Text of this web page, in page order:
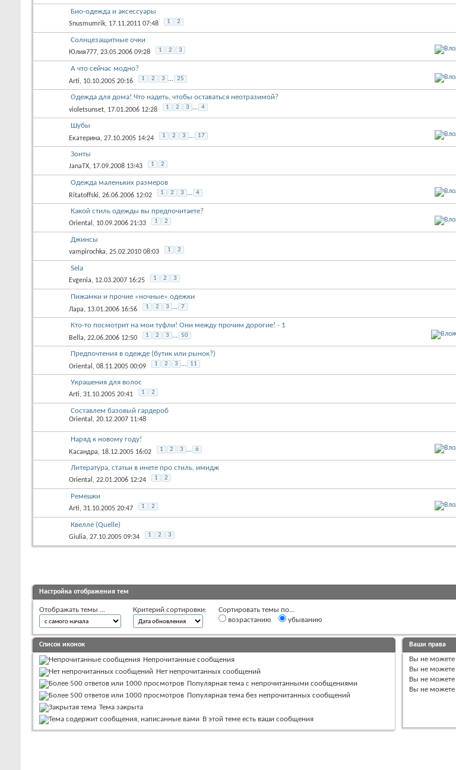
Био-одежда и аксессуары
Snusmumrik, 17.11.2011 07:48 1 2
Солнцезащитные очки
Юлия777, 23.05.2006 09:28 1 2 3
А что сейчас модно?
Arti, 10.10.2005 20:16 1 2 3 ... 25
Одежда для дома! Что надеть, чтобы оставаться неотразимой?
violetsunset, 17.01.2006 12:28 1 2 3 ... 4
Шубы
Екатерина, 27.10.2005 14:24 1 2 3 ... 17
Зонты
JanaTX, 17.09.2008 13:43 1 2
Одежда маленьких размеров
Ritatoffski, 26.06.2006 12:02 1 2 3 ... 4
Какой стиль одежды вы предпочитаете?
Oriental , 10.09.2006 21:33 1 2
Джинсы
vampirochka, 25.02.2010 08:03 1 2
Sela
Evgenia, 12.03.2007 16:25 1 2 3
Пижамки и прочие «ночные» одежки
Лара, 13.01.2006 16:56 1 2 3 ... 7
Кто-то посмотрит на мои туфли! Они между прочим дорогие! - 1
Bella, 22.06.2006 12:50 1 2 3 ... 50
Предпочтения в одежде (бутик или рынок?)
Oriental , 08.11.2005 00:09 1 2 3 ... 11
Украшения для волос
Arti, 31.10.2005 20:41 1 2
Составлем базовый гардероб
Oriental , 20.12.2007 11:48
Наряд к новому году!
Касандра, 18.12.2005 16:02 1 2 3 ... 6
Литература, статьи в инете про стиль, имидж
Oriental , 22.01.2006 12:24 1 2
Ремешки
Arti, 31.10.2005 20:47 1 2
Квелле (Quelle)
Giulia, 27.10.2005 09:34 1 2 3
Настройка отображения тем
Отображать темы ... Критерий сортировки:
Сортировать темы по...
возрастанию
убыванию
Список иконок
Непрочитанные сообщения
Нет непрочитанных сообщений
Популярная тема с непрочитанными сообщениями
Популярная тема без непрочитанных сообщений
Тема закрыта
В этой теме есть ваши сообщения
Ваши права
Вы не можете
Вы не можете
Вы не можете
Вы не можете